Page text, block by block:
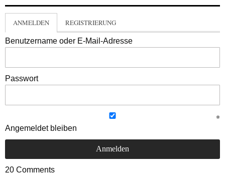
ANMELDEN REGISTRIERUNG
Benutzername oder E-Mail-Adresse
Passwort
Angemeldet bleiben
20 Comments